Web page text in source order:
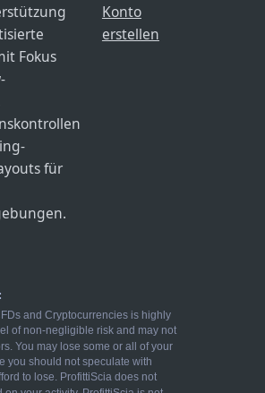
Fokus
für
Konto
erstellen